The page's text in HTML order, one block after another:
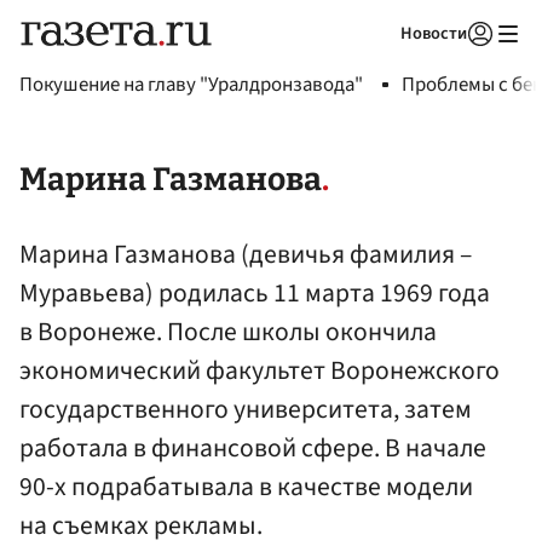
Новости
Покушение на главу "Уралдронзавода" Проблемы с
Марина Газманова
Марина Газманова (девичья фамилия –
Муравьева) родилась 11 марта 1969 года
в Воронеже. После школы окончила
экономический факультет Воронежского
государственного университета, затем
работала в финансовой сфере. В начале
90-х подрабатывала в качестве модели
на съемках рекламы.